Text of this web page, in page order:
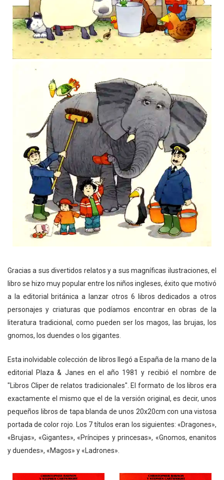
Gracias a sus divertidos relatos y a sus magníficas ilustraciones, el
libro se hizo muy popular entre los niños ingleses, éxito que motivó
a la editorial británica a lanzar otros 6 libros dedicados a otros
personajes y criaturas que podíamos encontrar en obras de la
literatura tradicional, como pueden ser los magos, las brujas, los
gnomos, los duendes o los gigantes.
Esta inolvidable colección de libros llegó a España de la mano de la
editorial Plaza & Janes en el año 1981 y recibió el nombre de
"Libros Cliper de relatos tradicionales". El formato de los libros era
exactamente el mismo que el de la versión original, es decir, unos
pequeños libros de tapa blanda de unos 20x20cm con una vistosa
portada de color rojo. Los 7 títulos eran los siguientes: «Dragones»,
«Brujas», «Gigantes», «Príncipes y princesas», «Gnomos, enanitos
y duendes», «Magos» y «Ladrones».